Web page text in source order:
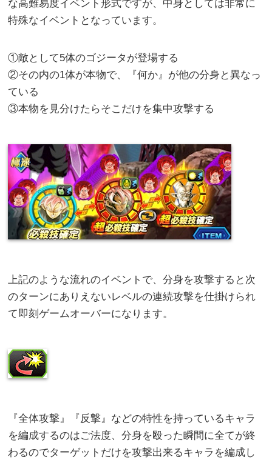
な高難易度イベント形式ですが、中身としては非常に
特殊なイベントとなっています。
①敵として5体のゴジータが登場する
②その内の1体が本物で、『何か』が他の分身と異なっ
ている
③本物を見分けたらそこだけを集中攻撃する
上記のような流れのイベントで、分身を攻撃すると次
のターンにありえないレベルの連続攻撃を仕掛けられ
て即刻ゲームオーバーになります。
『全体攻撃』『反撃』などの特性を持っているキャラ
を編成するのはご法度、分身を殴った瞬間に全てが終
わるのでターゲットだけを攻撃出来るキャラを編成し